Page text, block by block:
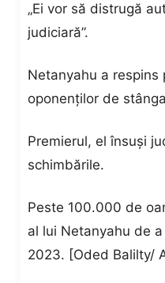
„Ei vor să distrugă
judiciară”.
Netanyahu a
oponenților de
Premierul, el însuși
schimbările.
Peste 100.000 de
al lui Netanyahu de
2023. [Oded Balilty/